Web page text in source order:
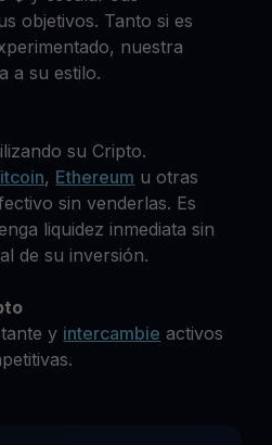
objetivos. Tanto si es
nuestra
a su estilo.
su Cripto.
, Ethereum u otras
sin venderlas. Es
liquidez inmediata sin
de su inversión.
y intercambie activos